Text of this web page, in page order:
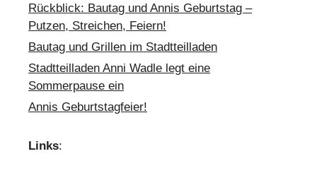
Rückblick: Bautag und Annis Geburtstag –
Putzen, Streichen, Feiern!
Bautag und Grillen im Stadtteilladen
Stadtteilladen Anni Wadle legt eine
Sommerpause ein
Annis Geburtstagfeier!
Links: